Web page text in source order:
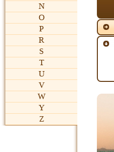
N
O
P
R
S
T
U
V
W
Y
Z